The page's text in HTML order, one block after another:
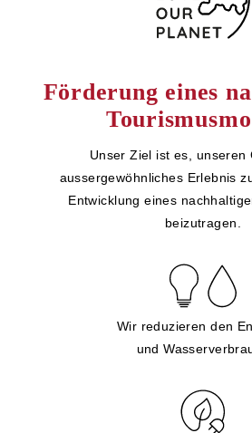
Förderung eines
Unser Ziel ist es, unseren
aussergewöhnliches Erlebnis
Entwicklung eines
beizutragen.
Wir reduzieren den
und